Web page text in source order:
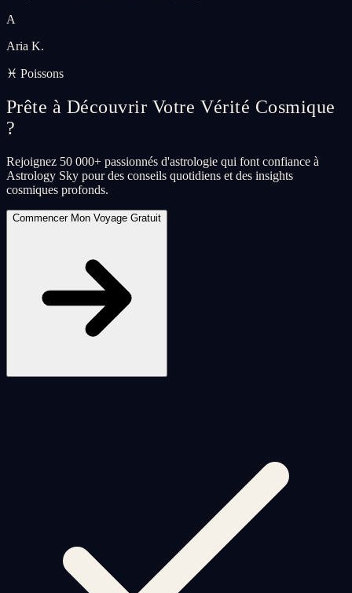
A
Aria K.
♓ Poissons
Prête à Découvrir Votre Vérité Cosmique
?
Rejoignez 50 000+ passionnés d'astrologie qui font confiance à
Astrology Sky pour des conseils quotidiens et des insights
cosmiques profonds.
Commencer Mon Voyage Gratuit